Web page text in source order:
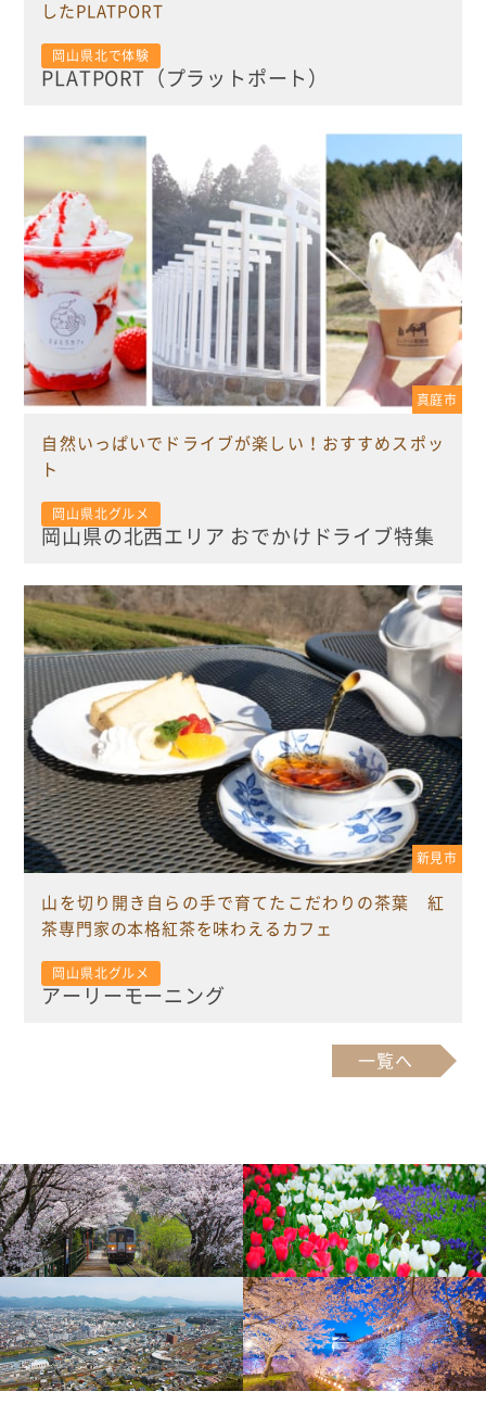
したPLATPORT
岡山県北で体験
PLATPORT（プラットポート）
真庭市
自然いっぱいでドライブが楽しい！おすすめスポッ
ト
岡山県北グルメ
岡山県の北西エリア おでかけドライブ特集
新見市
山を切り開き自らの手で育てたこだわりの茶葉 紅
茶専門家の本格紅茶を味わえるカフェ
岡山県北グルメ
アーリーモーニング
一覧へ